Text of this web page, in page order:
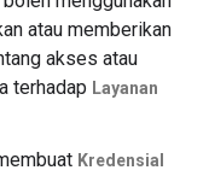
atau memberikan
akses atau
terhadap Layanan
Kredensial